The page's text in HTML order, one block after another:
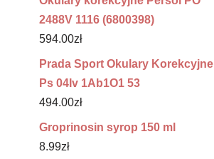
2488V 1116 (6800398)
594.00zł
Prada Sport Okulary Korekcyjne
Ps 04Iv 1Ab1O1 53
494.00zł
Groprinosin syrop 150 ml
8.99zł